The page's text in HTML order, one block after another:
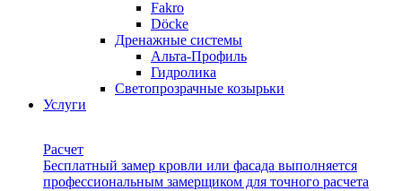
Fakro
Döcke
Дренажные системы
Альта-Профиль
Гидролика
Светопрозрачные козырьки
Услуги
Расчет
Бесплатный замер кровли или фасада выполняется
профессиональным замерщиком для точного расчета